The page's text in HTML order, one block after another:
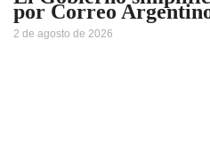
por Correo
2 de agosto de 2026